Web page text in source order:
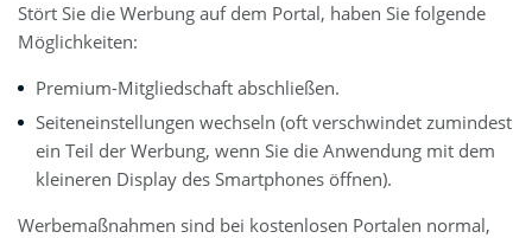
Stört Sie die Werbung auf dem Portal, haben Sie folgende
Möglichkeiten:
Premium-Mitgliedschaft abschließen.
Seiteneinstellungen wechseln (oft verschwindet zumindest
ein Teil der Werbung, wenn Sie die Anwendung mit dem
kleineren Display des Smartphones öffnen).
Werbemaßnahmen sind bei kostenlosen Portalen normal,